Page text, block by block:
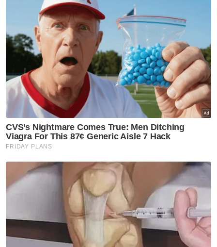
"Justeru, penganugerahan ijazah kehormat
doktor falsafah ini kepada beta benar-benar
tidak ternilai dan saya amat berbesar hati,"
Al-Sultan Abdullah bertitah, beberapa tahun
kebelakangan ini sejak menaiki takhta,
baginda mula menyedari kepentingan
peranan yang dimainkan oleh kepimpinan
dalam usaha menyatu padu dan memacu
Malaysia ke hadapan selain merebut peluang